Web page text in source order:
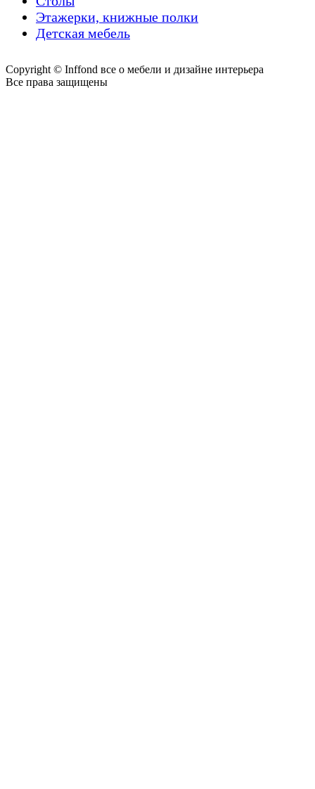
Этажерки, книжные полки
Детская мебель
Copyright © Inffond все о мебели и дизайне интерьера
Все права защищены